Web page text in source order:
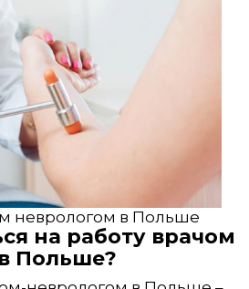
неврологом в Польше
на работу врачом
Польше?